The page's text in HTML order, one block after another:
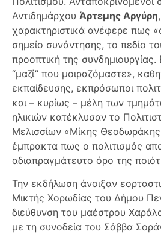
Αντιδημάρχου Άρτεμης Αργύρη
χαρακτηριστικά ανέφερε πως
σημείο συνάντησης, το πεδίο
προοπτική της συνδημιουργίας.
“μαζί” που μοιραζόμαστε»,
εκπαίδευσης, εκπρόσωποι
και – κυρίως – μέλη των
ηλικιών κατέκλυσαν το
Μελισσίων «Μίκης
έμπρακτα πως ο πολιτισμός
αδιαπραγμάτευτο όρο της
Την εκδήλωση άνοιξαν
Μικτής Χορωδίας του Δήμου
διεύθυνση του μαέστρου
με τη συνοδεία του Σάββα